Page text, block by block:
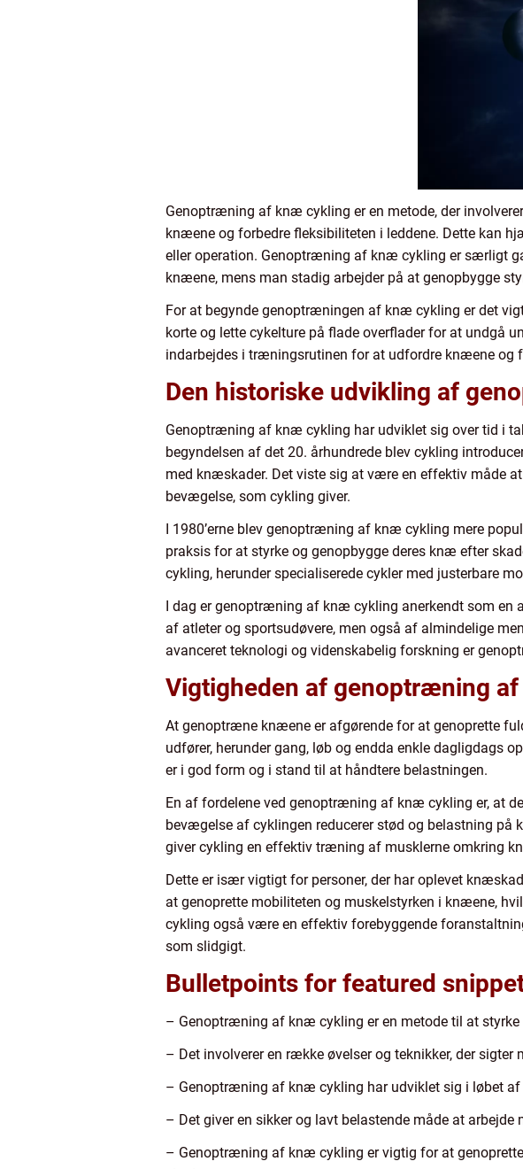
Genoptræning af knæ cykling er en metode, der
knæene og forbedre fleksibiliteten i leddene. Dette kan
eller operation. Genoptræning af knæ cykling er særligt
knæene, mens man stadig arbejder på at genopbygge
For at begynde genoptræningen af knæ cykling er det
korte og lette cykelture på flade overflader for at undgå
indarbejdes i træningsrutinen for at udfordre knæene og
Den historiske udvikling af
Genoptræning af knæ cykling har udviklet sig over tid i
begyndelsen af det 20. århundrede blev cykling
med knæskader. Det viste sig at være en effektiv måde
bevægelse, som cykling giver.
I 1980’erne blev genoptræning af knæ cykling mere
praksis for at styrke og genopbygge deres knæ efter
cykling, herunder specialiserede cykler med justerbare
I dag er genoptræning af knæ cykling anerkendt som
af atleter og sportsudøvere, men også af almindelige
avanceret teknologi og videnskabelig forskning er
Vigtigheden af genoptræning
At genoptræne knæene er afgørende for at genoprette
udfører, herunder gang, løb og endda enkle dagligdags
er i god form og i stand til at håndtere belastningen.
En af fordelene ved genoptræning af knæ cykling er, at
bevægelse af cyklingen reducerer stød og belastning
giver cykling en effektiv træning af musklerne omkring
Dette er især vigtigt for personer, der har oplevet
at genoprette mobiliteten og muskelstyrken i knæene,
cykling også være en effektiv forebyggende
som slidgigt.
Bulletpoints for featured
– Genoptræning af knæ cykling er en metode til at
– Det involverer en række øvelser og teknikker, der
– Genoptræning af knæ cykling har udviklet sig i løbet
– Det giver en sikker og lavt belastende måde at
– Genoptræning af knæ cykling er vigtig for at